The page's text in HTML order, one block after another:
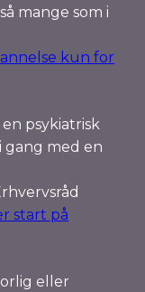
mange som i
kun for
psykiatrisk
gang med en
start på
eller